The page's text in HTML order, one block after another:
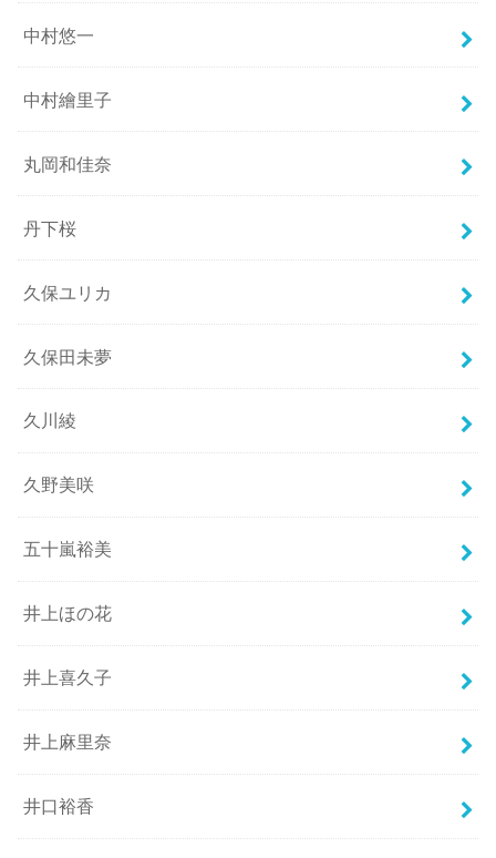
中村悠一
中村繪里子
丸岡和佳奈
丹下桜
久保ユリカ
久保田未夢
久川綾
久野美咲
五十嵐裕美
井上ほの花
井上喜久子
井上麻里奈
井口裕香